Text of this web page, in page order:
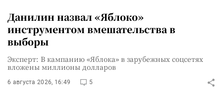
Данилин назвал «Яблоко»
инструментом вмешательства в
выборы
Эксперт: В кампанию «Яблока» в зарубежных соцсетях
вложены миллионы долларов
6 августа 2026, 16:49 5